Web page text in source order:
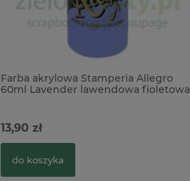
Farba akrylowa Stamperia Allegro
60ml Lavender lawendowa fioletowa
13,90 zł
do koszyka